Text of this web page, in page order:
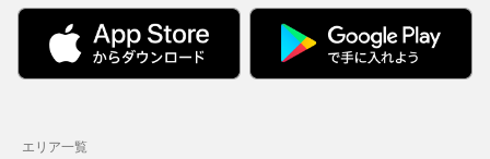
エリア一覧